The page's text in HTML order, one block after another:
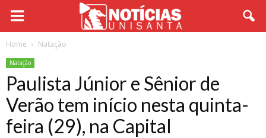
Home Natação
Natação
Paulista Júnior e Sênior de
Verão tem início nesta quinta-
feira (29), na Capital